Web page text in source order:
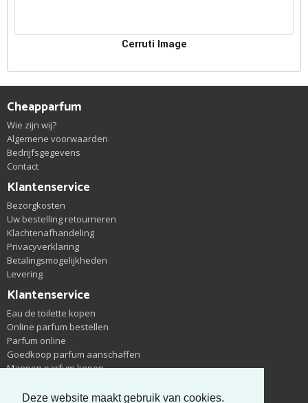
Deze website maakt gebruik van cookies.
Cerruti Image
Cheapparfum
Wie zijn wij?
Algemene voorwaarden
Bedrijfsgegevens
Contact
Klantenservice
Bezorgkosten
Uw bestelling retourneren
Klachtenafhandeling
Privacyverklaring
Betalingsmogelijkheden
Levering
Klantenservice
Eau de toilette kopen
Online parfum bestellen
Parfum online
Goedkoop parfum aanschaffen
Mannen parfum kopen
Eau de toilette eau de parfum